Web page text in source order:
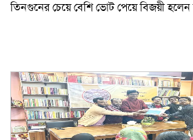
তিনগুনের চেয়ে বেশি ভোট পেয়ে বিজয়ী হলেন